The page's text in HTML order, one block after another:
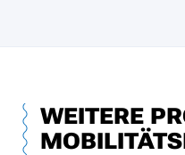
WEITERE